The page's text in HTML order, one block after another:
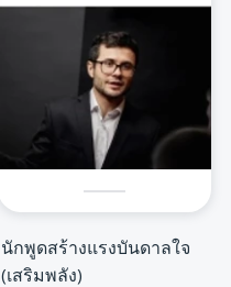
นักพูดสร้างแรงบันดาลใจ
(เสริมพลัง)